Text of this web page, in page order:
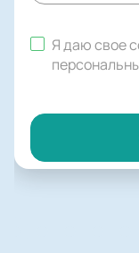
Я даю свое